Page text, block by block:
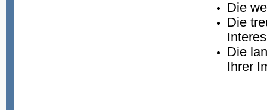
Die
Die
Die
Ihrer